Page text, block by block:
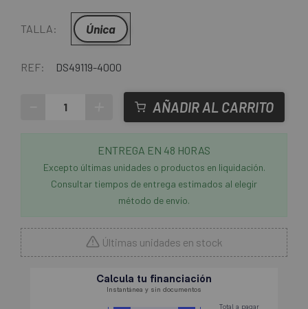
TALLA: Única
REF: DS49119-4000
AÑADIR AL CARRITO
ENTREGA EN 48 HORAS
Excepto últimas unidades o productos en liquidación.
Consultar tiempos de entrega estimados al elegir
método de envío.
Últimas unidades en stock